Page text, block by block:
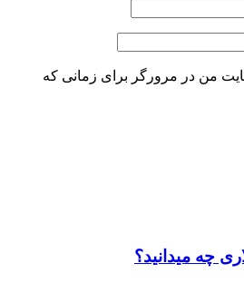
من در مرورگر برای زمانی که
چه میدانید؟